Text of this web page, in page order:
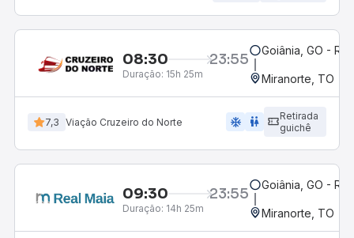
08:30 23:55
Duração: 15h 25m
Goiânia, GO -
Miranorte, TO
7,3 Viação Cruzeiro do Norte ac_unit wc
Retirada
guichê
09:30 23:55
Duração: 14h 25m
Goiânia, GO -
Miranorte, TO